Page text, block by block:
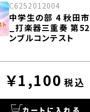
C6252012004
中学生の部 4 秋田
_打楽器三重奏 第
ンブルコンテスト
￥1,100 税込
カートに入れる